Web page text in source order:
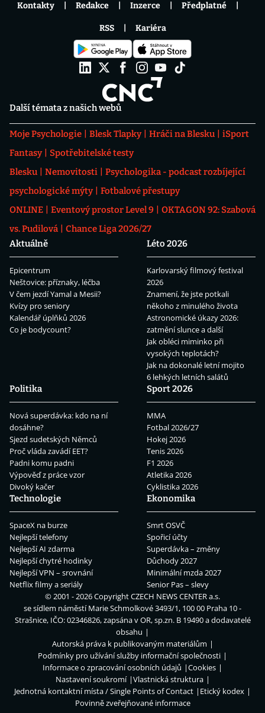
Další témata z našich webů
Moje Psychologie Blesk Tlapky Hráči na Blesku
iSport
Fantasy
Spotřebitelské testy
Blesku
Nemovitosti
Psychologika - podcast rozbíjející
psychologické mýty
Fotbalové přestupy
ONLINE
Eventový prostor Level 9
OKTAGON 92: Szabová
vs. Pudilová
Chance Liga 2026/27
Aktuálně
Epicentrum
Neštovice: příznaky, léčba
V čem jezdí Yamal a Mesii?
Kvízy pro seniory
Kalendář úplňků 2026
Co je bodycount?
Léto 2026
Karlovarský filmový festival
2026
Znamení, že jste potkali
někoho z minulého života
Astronomické úkazy 2026:
zatmění slunce a další
Jak obléci miminko při
vysokých teplotách?
Jak na dokonalé letní mojito
6 lehkých letních salátů
Politika
Nová superdávka: kdo na ní
dosáhne?
Sjezd sudetských Němců
Proč vláda zavádí EET?
Padni komu padni
Výpověď z práce vzor
Divoký kačer
Sport 2026
MMA
Fotbal 2026/27
Hokej 2026
Tenis 2026
F1 2026
Atletika 2026
Cyklistika 2026
Technologie
SpaceX na burze
Nejlepší telefony
Nejlepší AI zdarma
Nejlepší chytré hodinky
Nejlepší VPN – srovnání
Netflix filmy a seriály
Ekonomika
Smrt OSVČ
Spořicí účty
Superdávka – změny
Důchody 2027
Minimální mzda 2027
Senior Pas – slevy
Kontakty Redakce Inzerce Předplatné
RSS Kariéra
© 2001 - 2026 CopyrightCZECH NEWS CENTER a.s.
se sídlem náměstí Marie Schmolkové 3493/1, 100 00 Praha 10 -
Strašnice, IČO: 02346826, zapsána v OR, sp.zn. B 19490 a dodavatelé
obsahu
Autorská práva k publikovaným materiálům
Podmínky pro užívání služby informační společnosti
Informace o zpracování osobních údajů
Cookies
Nastavení soukromí
Vlastnická struktura
Jednotná kontaktní místa / Single Points of Contact
Etický kodex
Povinně zveřejňované informace